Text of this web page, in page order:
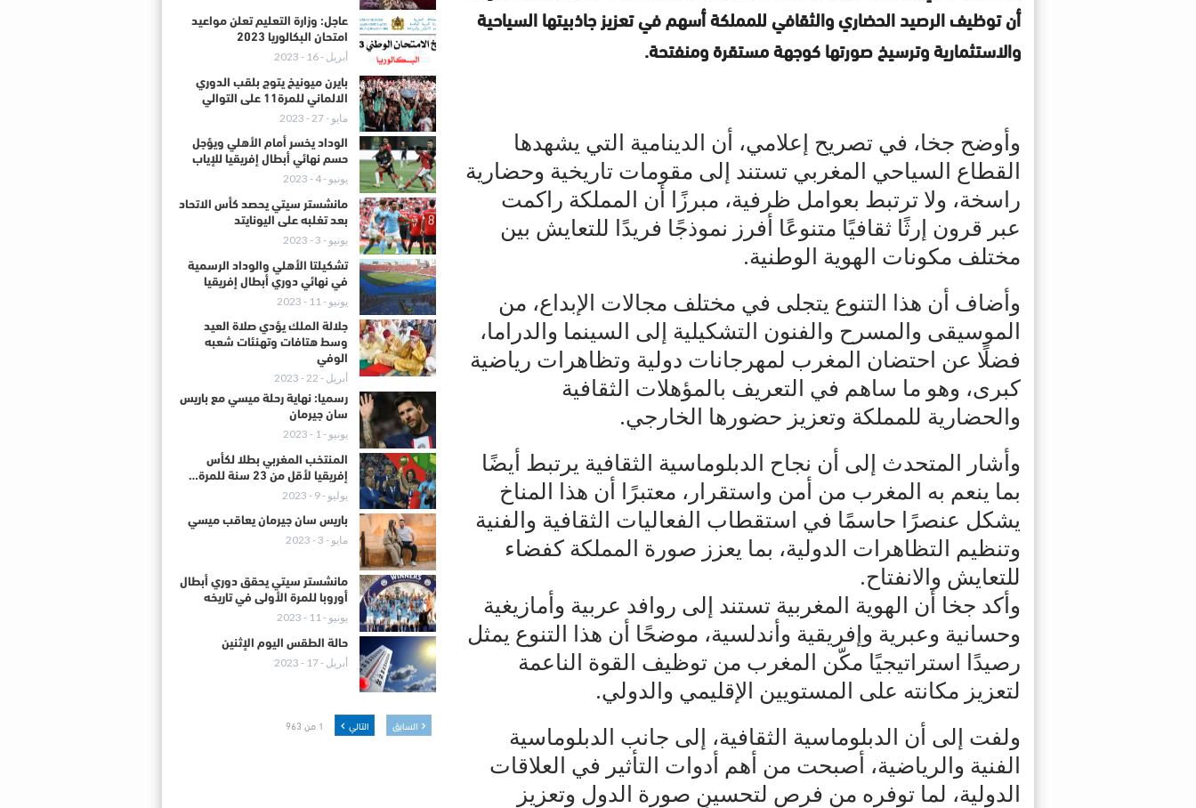
أن توظيف الرصيد الحضاري والثقافي للمملكة أسهم في تعزيز جاذبيتها السياحية
والاستثمارية وترسيخ صورتها كوجهة مستقرة ومنفتحة.
وأوضح جخا، في تصريح إعلامي، أن الدينامية التي يشهدها
القطاع السياحي المغربي تستند إلى مقومات تاريخية وحضارية
راسخة، ولا ترتبط بعوامل ظرفية، مبرزًا أن المملكة راكمت
عبر قرون إرثًا ثقافيًا متنوعًا أفرز نموذجًا فريدًا للتعايش بين
مختلف مكونات الهوية الوطنية.
وأضاف أن هذا التنوع يتجلى في مختلف مجالات الإبداع، من
الموسيقى والمسرح والفنون التشكيلية إلى السينما والدراما،
فضلًا عن احتضان المغرب لمهرجانات دولية وتظاهرات رياضية
كبرى، وهو ما ساهم في التعريف بالمؤهلات الثقافية
والحضارية للمملكة وتعزيز حضورها الخارجي.
وأشار المتحدث إلى أن نجاح الدبلوماسية الثقافية يرتبط أيضًا
بما ينعم به المغرب من أمن واستقرار، معتبرًا أن هذا المناخ
يشكل عنصرًا حاسمًا في استقطاب الفعاليات الثقافية والفنية
وتنظيم التظاهرات الدولية، بما يعزز صورة المملكة كفضاء
للتعايش والانفتاح.
وأكد جخا أن الهوية المغربية تستند إلى روافد عربية وأمازيغية
وحسانية وعبرية وإفريقية وأندلسية، موضحًا أن هذا التنوع يمثل
رصيدًا استراتيجيًا مكّن المغرب من توظيف القوة الناعمة
لتعزيز مكانته على المستويين الإقليمي والدولي.
ولفت إلى أن الدبلوماسية الثقافية، إلى جانب الدبلوماسية
الفنية والرياضية، أصبحت من أهم أدوات التأثير في العلاقات
الدولية، لما توفره من فرص لتحسين صورة الدول وتعزيز
عاجل: وزارة التعليم تعلن مواعيد
امتحان البكالوريا 2023
أبريل - 16 - 2023
بايرن ميونيخ يتوج بلقب الدوري
الالماني للمرة11 على التوالي
مايو - 27 - 2023
الوداد يخسر أمام الأهلي ويؤجل
حسم نهائي أبطال إفريقيا للإياب
يونيو - 4 - 2023
مانشستر سيتي يحصد كأس الاتحاد
بعد تغلبه على اليونايتد
يونيو - 3 - 2023
تشكيلتا الأهلي والوداد الرسمية
في نهائي دوري أبطال إفريقيا
يونيو - 11 - 2023
جلالة الملك يؤدي صلاة العيد
وسط هتافات وتهنئات شعبه
الوفي
أبريل - 22 - 2023
رسميا: نهاية رحلة ميسي مع باريس
سان جيرمان
يونيو - 1 - 2023
المنتخب المغربي بطلا لكأس
إفريقيا لأقل من 23 سنة للمرة…
يوليو - 9 - 2023
باريس سان جيرمان يعاقب ميسي
مايو - 3 - 2023
مانشستر سيتي يحقق دوري أبطال
أوروبا للمرة الأولى في تاريخه
يونيو - 11 - 2023
حالة الطقس اليوم الإثنين
أبريل - 17 - 2023
السابق التالي 1 من 963